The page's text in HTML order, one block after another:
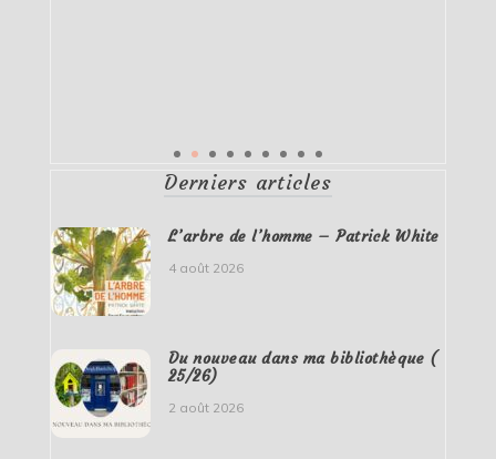
Derniers articles
L’arbre de l’homme – Patrick White
4 août 2026
Du nouveau dans ma bibliothèque (
25/26)
2 août 2026